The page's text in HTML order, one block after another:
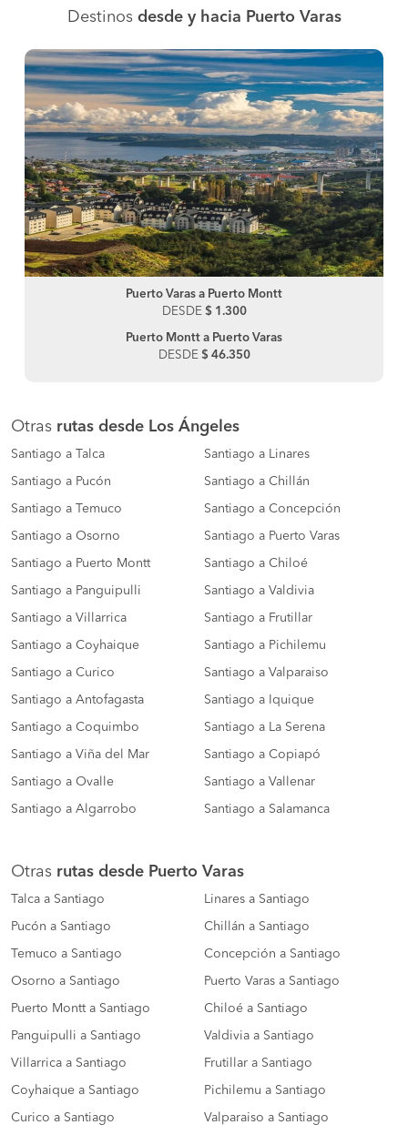
Destinos desde y hacia Puerto Varas
Puerto Varas a Puerto Montt
DESDE $ 1.300
Puerto Montt a Puerto Varas
DESDE $ 46.350
Otras rutas desde Los Ángeles
Santiago a Talca Santiago a Linares
Santiago a Pucón Santiago a Chillán
Santiago a Temuco Santiago a Concepción
Santiago a Osorno Santiago a Puerto Varas
Santiago a Puerto Montt Santiago a Chiloé
Santiago a Panguipulli Santiago a Valdivia
Santiago a Villarrica Santiago a Frutillar
Santiago a Coyhaique Santiago a Pichilemu
Santiago a Curico Santiago a Valparaiso
Santiago a Antofagasta Santiago a Iquique
Santiago a Coquimbo Santiago a La Serena
Santiago a Viña del Mar Santiago a Copiapó
Santiago a Ovalle Santiago a Vallenar
Santiago a Algarrobo Santiago a Salamanca
Otras rutas desde Puerto Varas
Talca a Santiago Linares a Santiago
Pucón a Santiago Chillán a Santiago
Temuco a Santiago Concepción a Santiago
Osorno a Santiago Puerto Varas a Santiago
Puerto Montt a Santiago Chiloé a Santiago
Panguipulli a Santiago Valdivia a Santiago
Villarrica a Santiago Frutillar a Santiago
Coyhaique a Santiago Pichilemu a Santiago
Curico a Santiago Valparaiso a Santiago